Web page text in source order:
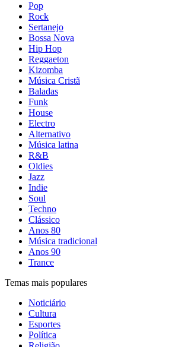
Pop
Rock
Sertanejo
Bossa Nova
Hip Hop
Reggaeton
Kizomba
Música Cristã
Baladas
Funk
House
Electro
Alternativo
Música latina
R&B
Oldies
Jazz
Indie
Soul
Techno
Clássico
Anos 80
Música tradicional
Anos 90
Trance
Temas mais populares
Noticiário
Cultura
Esportes
Política